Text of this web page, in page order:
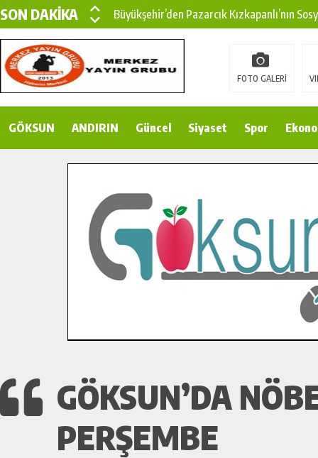
SON DAKİKA
Büyükşehir’den Pazarcık Kızkapanlı’nın
Büyükşehir’den Pazarcık Kırsalına Modern
Çin’den KSÜ’ye Uluslararası Başarı:
Gençler Pusula Maraş Kampında Yeni
İlçe Jandarma Komutanı Karakaya’dan
Bertiz’in Yeni Köprüsünde Sona Doğru.
FOTO GALERİ
GÖKSUN ANDIRIN Güncel Siyaset Spor
GÖKSUN’DA
PERŞEMBE